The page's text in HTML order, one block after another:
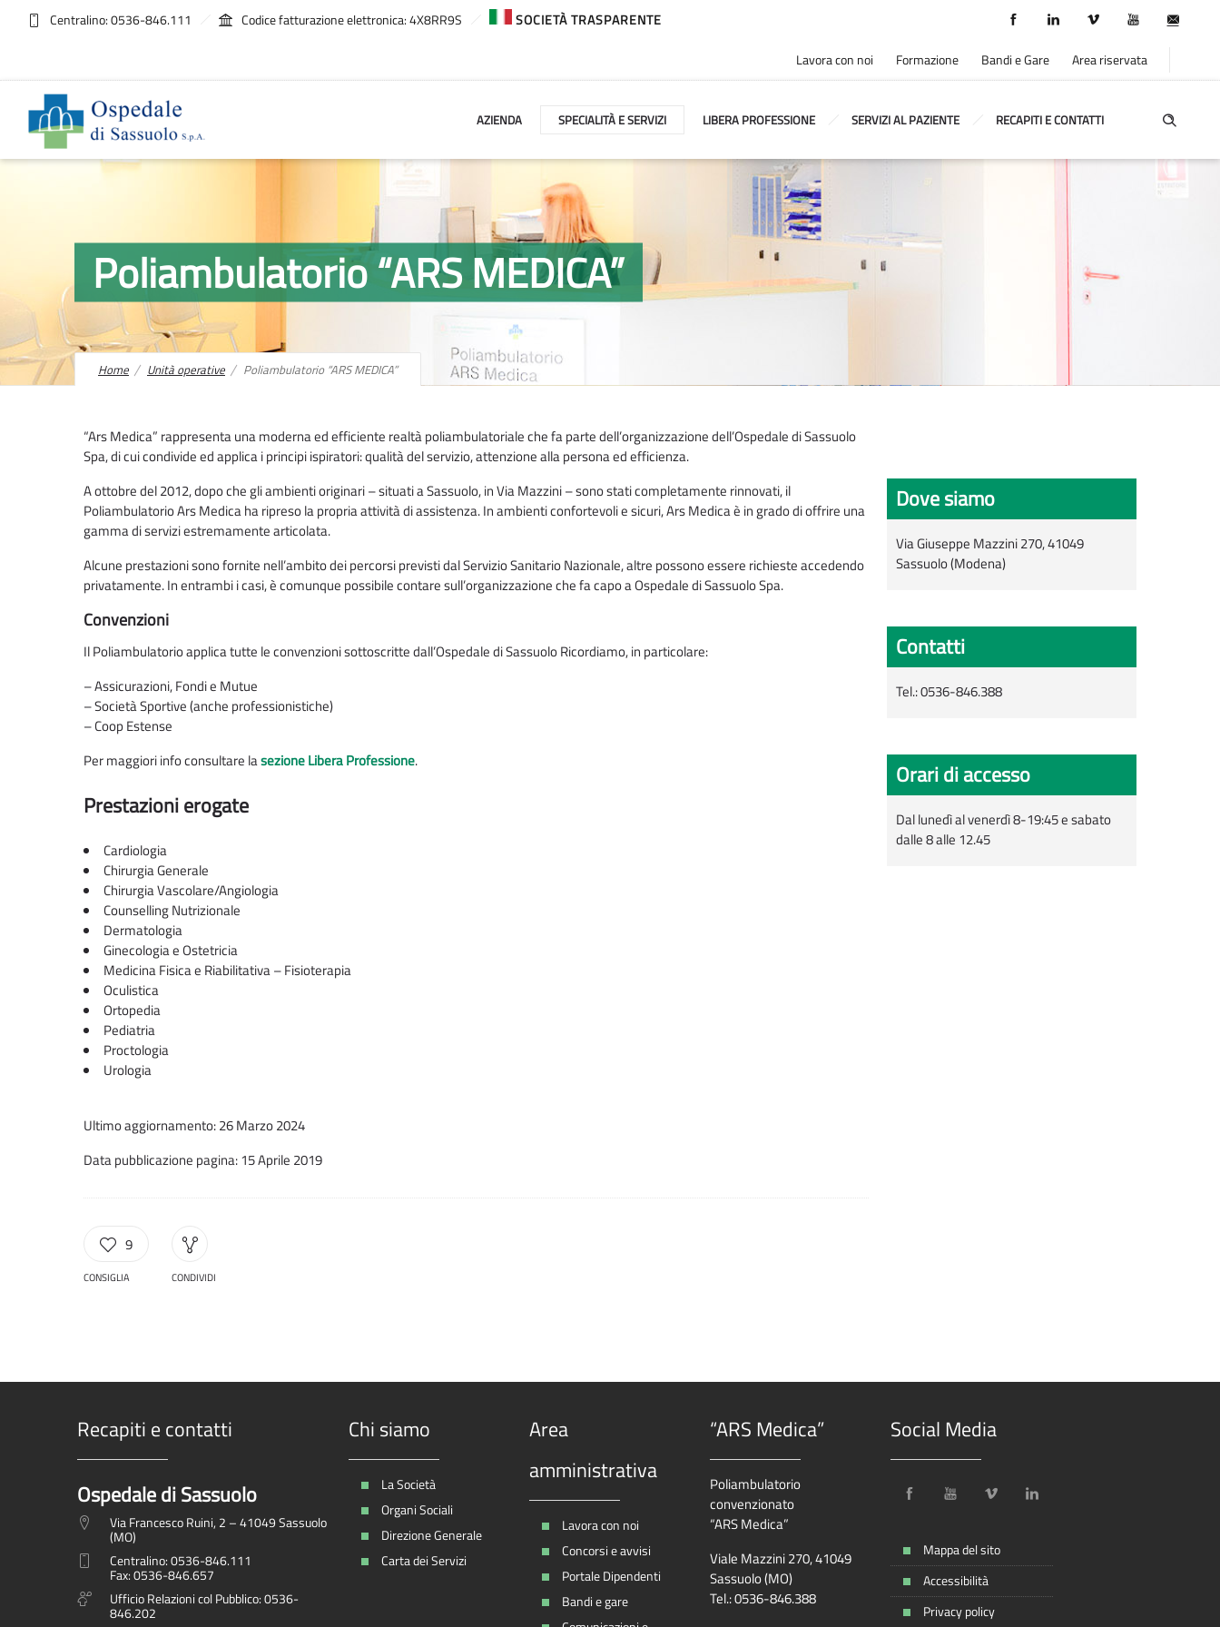
Centralino: 0536-846.111 Codice fatturazione elettronica: 4X8RR9S SOCIETÀ TRASPARENTE
Lavora con noi Formazione Bandi e Gare Area riservata
AZIENDA SPECIALITÀ E SERVIZI LIBERA PROFESSIONE SERVIZI AL PAZIENTE RECAPITI E CONTATTI
Poliambulatorio “ARS MEDICA”
Home Unità operative Poliambulatorio “ARS MEDICA”
“Ars Medica” rappresenta una moderna ed efficiente realtà poliambulatoriale che fa parte dell’organizzazione dell’Ospedale di Sassuolo
Spa, di cui condivide ed applica i principi ispiratori: qualità del servizio, attenzione alla persona ed efficienza.
A ottobre del 2012, dopo che gli ambienti originari – situati a Sassuolo, in Via Mazzini – sono stati completamente rinnovati, il
Poliambulatorio Ars Medica ha ripreso la propria attività di assistenza. In ambienti confortevoli e sicuri, Ars Medica è in grado di offrire una
gamma di servizi estremamente articolata.
Alcune prestazioni sono fornite nell’ambito dei percorsi previsti dal Servizio Sanitario Nazionale, altre possono essere richieste accedendo
privatamente. In entrambi i casi, è comunque possibile contare sull’organizzazione che fa capo a Ospedale di Sassuolo Spa.
Convenzioni
Il Poliambulatorio applica tutte le convenzioni sottoscritte dall’Ospedale di Sassuolo Ricordiamo, in particolare:
– Assicurazioni, Fondi e Mutue
– Società Sportive (anche professionistiche)
– Coop Estense
Per maggiori info consultare lasezione Libera Professione.
Prestazioni erogate
Cardiologia
Chirurgia Generale
Chirurgia Vascolare/Angiologia
Counselling Nutrizionale
Dermatologia
Ginecologia e Ostetricia
Medicina Fisica e Riabilitativa – Fisioterapia
Oculistica
Ortopedia
Pediatria
Proctologia
Urologia
Ultimo aggiornamento: 26 Marzo 2024
Data pubblicazione pagina: 15 Aprile 2019
9
CONSIGLIA CONDIVIDI
Dove siamo
Via Giuseppe Mazzini 270,41049
Sassuolo (Modena)
Contatti
Tel.: 0536-846.388
Orari di accesso
Dal lunedì al venerdì 8-19:45 e sabato
dalle 8 alle 12.45
Recapiti e contatti
Ospedale di Sassuolo
Via Francesco Ruini, 2 – 41049 Sassuolo
(MO)
Centralino: 0536-846.111
Fax: 0536-846.657
Ufficio Relazioni col Pubblico: 0536-
846.202
Chi siamo
La Società
Organi Sociali
Direzione Generale
Carta dei Servizi
Area
amministrativa
Lavora con noi
Concorsi e avvisi
Portale Dipendenti
Bandi e gare
“ARS Medica”
Poliambulatorio
convenzionato
“ARS Medica”
Viale Mazzini 270, 41049
Sassuolo (MO)
Tel.: 0536-846.388
Social Media
Mappa del sito
Accessibilità
Privacy policy